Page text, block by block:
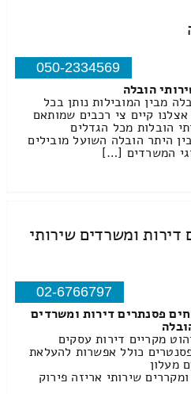
050-2334569
הובלה
מבין המובילות נותן בכל
קיים צי רכבים שמותאם
הובלות מכל הגדלים
היתר הובלה השועל מובילים
המשרדים […]
דירות ומשרדים שירותי
02-6766797
פסנתרים דירות ומשרדים
מקריים דירות עסקים
כולל אפשרות להעלאת
מעלון
שירותי אריזה פירוק